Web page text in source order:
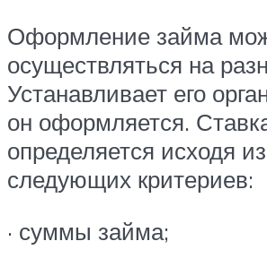
Оформление займа
осуществляться на
Устанавливает его
он оформляется.
определяется исходя из
следующих критериев:
· суммы займа;